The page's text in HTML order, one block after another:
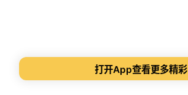
打开App查看更多精彩